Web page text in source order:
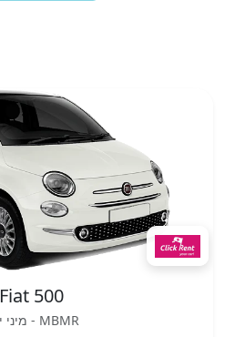
Fiat 500
MBMR - מיני ידני